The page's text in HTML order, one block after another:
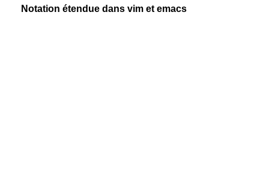
Notation étendue dans vim et emacs